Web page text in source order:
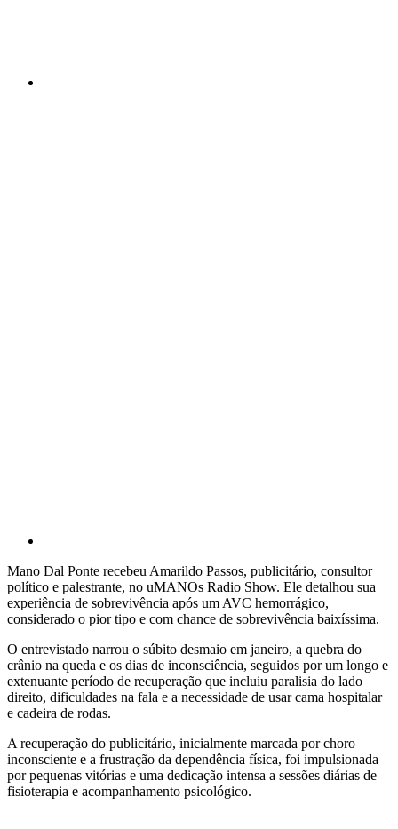
Mano Dal Ponte recebeu Amarildo Passos, publicitário, consultor
político e palestrante, no uMANOs Radio Show. Ele detalhou sua
experiência de sobrevivência após um AVC hemorrágico,
considerado o pior tipo e com chance de sobrevivência baixíssima.
O entrevistado narrou o súbito desmaio em janeiro, a quebra do
crânio na queda e os dias de inconsciência, seguidos por um longo e
extenuante período de recuperação que incluiu paralisia do lado
direito, dificuldades na fala e a necessidade de usar cama hospitalar
e cadeira de rodas.
A recuperação do publicitário, inicialmente marcada por choro
inconsciente e a frustração da dependência física, foi impulsionada
por pequenas vitórias e uma dedicação intensa a sessões diárias de
fisioterapia e acompanhamento psicológico.